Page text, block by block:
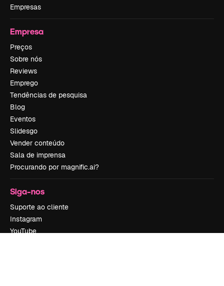
Empresas
Empresa
Preços
Sobre nós
Reviews
Emprego
Tendências de pesquisa
Blog
Eventos
Slidesgo
Vender conteúdo
Sala de imprensa
Procurando por magnific.ai?
Siga-nos
Suporte ao cliente
Instagram
YouTube